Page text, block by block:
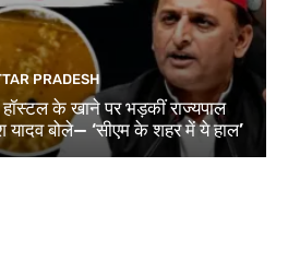
PRADESH
हॉस्टल के खाने पर भड़कीं राज्यपाल
बोले— ‘सीएम के शहर में ये हाल’